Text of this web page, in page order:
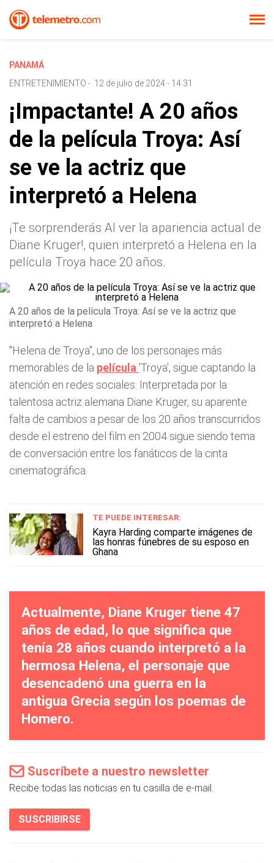
PANAMÁ
ENTRETENIMIENTO - 12 de julio de 2024 - 14:31
¡Impactante! A 20 años
de la película Troya: Así
se ve la actriz que
interpretó a Helena
¡Te sorprenderás Al ver la apariencia actual de
Diane Kruger!, quien interpretó a Helena en la
película Troya hace 20 años.
A 20 años de la película Troya: Así se ve la actriz que
interpretó a Helena
"Helena de Troya", uno de los personajes más
memorables de la película 'Troya', sigue captando la
atención en redes sociales. Interpretada por la
talentosa actriz alemana Diane Kruger, su aparente
falta de cambios a pesar de los 20 años transcurridos
desde el estreno del film en 2004 sigue siendo tema
de conversación entre los fanáticos de la cinta
cinematográfica.
TE PUEDE INTERESAR:
Kayra Harding comparte imágenes de
las honras fúnebres de su esposo en
Ghana
Actualmente, Diane Kruger tiene 47
años de edad, lo que significa que
tenía 28 años cuando interpretó a la
hermosa Helena, el personaje que
desencadenó una guerra en la
antigua Grecia según los poemas de
Homero.
Suscríbete a nuestro newsletter
Recibe todas las noticias en tu casilla de e-mail.
SUSCRIBIRSE